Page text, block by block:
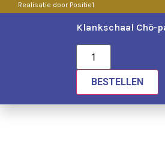
Realisatie door Positie1
Klankschaal Chö-
BESTELLEN